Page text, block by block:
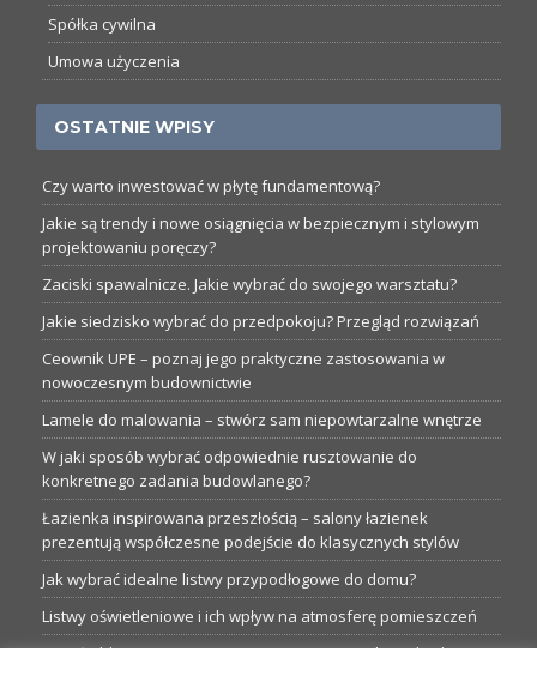
Spółka cywilna
Umowa użyczenia
OSTATNIE WPISY
Czy warto inwestować w płytę fundamentową?
Jakie są trendy i nowe osiągnięcia w bezpiecznym i stylowym
projektowaniu poręczy?
Zaciski spawalnicze. Jakie wybrać do swojego warsztatu?
Jakie siedzisko wybrać do przedpokoju? Przegląd rozwiązań
Ceownik UPE – poznaj jego praktyczne zastosowania w
nowoczesnym budownictwie
Lamele do malowania – stwórz sam niepowtarzalne wnętrze
W jaki sposób wybrać odpowiednie rusztowanie do
konkretnego zadania budowlanego?
Łazienka inspirowana przeszłością – salony łazienek
prezentują współczesne podejście do klasycznych stylów
Jak wybrać idealne listwy przypodłogowe do domu?
Listwy oświetleniowe i ich wpływ na atmosferę pomieszczeń
Garaże blaszane: Nieocenione magazyny podczas budowy